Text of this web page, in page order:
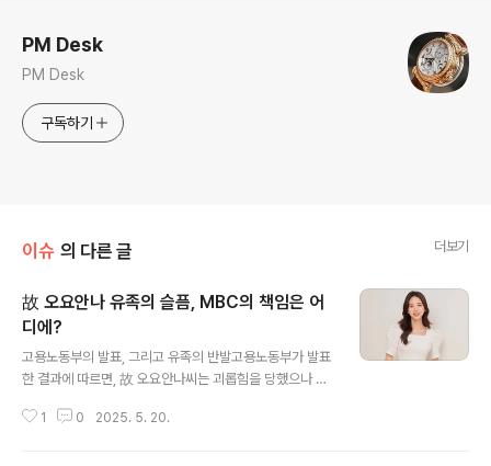
PM Desk
PM Desk
구독하기
이슈 의 다른 글 더보기
故 오요안나 유족의 슬픔, MBC의 책임은 어
디에?
고용노동부의 발표, 그리고 유족의 반발고용노동부가 발표
한 결과에 따르면, 故 오요안나씨는 괴롭힘을 당했으나 근
유족은 강한 반발을 보이며 '절대로 받아들일 수 없다'고 주
1 0 2025. 5. 20.